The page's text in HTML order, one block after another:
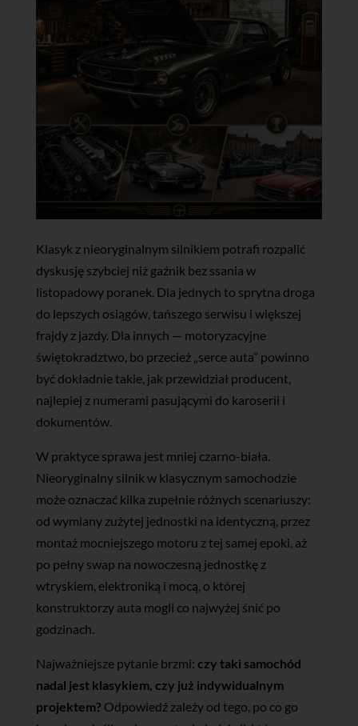
Klasyk z nieoryginalnym silnikiem potrafi rozpalić
dyskusję szybciej niż gaźnik bez ssania w
listopadowy poranek. Dla jednych to sprytna droga
do lepszych osiągów, tańszego serwisu i większej
frajdy z jazdy. Dla innych — motoryzacyjne
świętokradztwo, bo przecież „serce auta” powinno
być dokładnie takie, jak przewidział producent,
najlepiej z numerami pasującymi do karoserii i
dokumentów.
W praktyce sprawa jest mniej czarno-biała.
Nieoryginalny silnik w klasycznym samochodzie
może oznaczać kilka zupełnie różnych scenariuszy:
od wymiany zużytej jednostki na identyczną, przez
montaż mocniejszego motoru z tej samej epoki, aż
po pełny swap na nowoczesną jednostkę z
wtryskiem, elektroniką i mocą, o której
konstruktorzy auta mogli co najwyżej śnić po
godzinach.
Najważniejsze pytanie brzmi: czy taki samochód
nadal jest klasykiem, czy już indywidualnym
projektem? Odpowiedź zależy od tego, po co go